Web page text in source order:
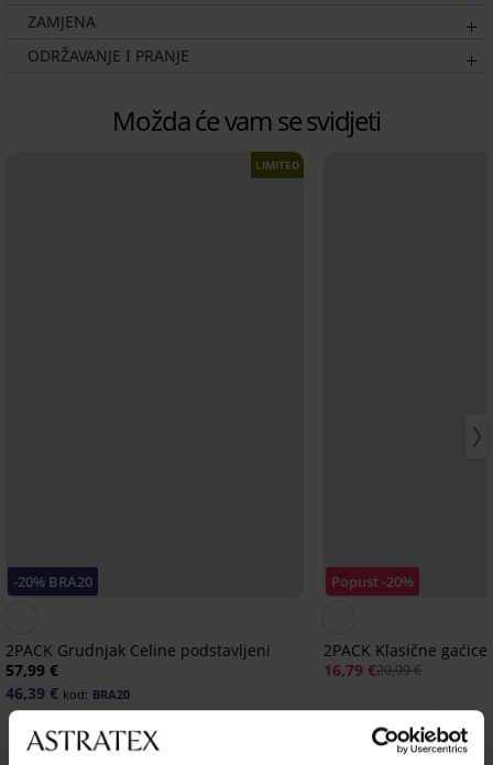
ZAMJENA
ODRŽAVANJE I PRANJE
Možda će vam se svidjeti
-20% BRA20
LIMITED
2PACK Grudnjak Celine podstavljeni
57,99 €
46,39 € kod: BRA20
Popust -20%
2PACK Klasične gaćice
16,79 €20,99 €
Otkrijte slične komade